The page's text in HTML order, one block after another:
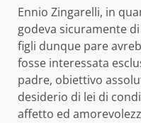
Ennio Zingarelli, in
godeva sicuramente
figli dunque pare
fosse interessata
padre, obiettivo
desiderio di lei di
affetto ed